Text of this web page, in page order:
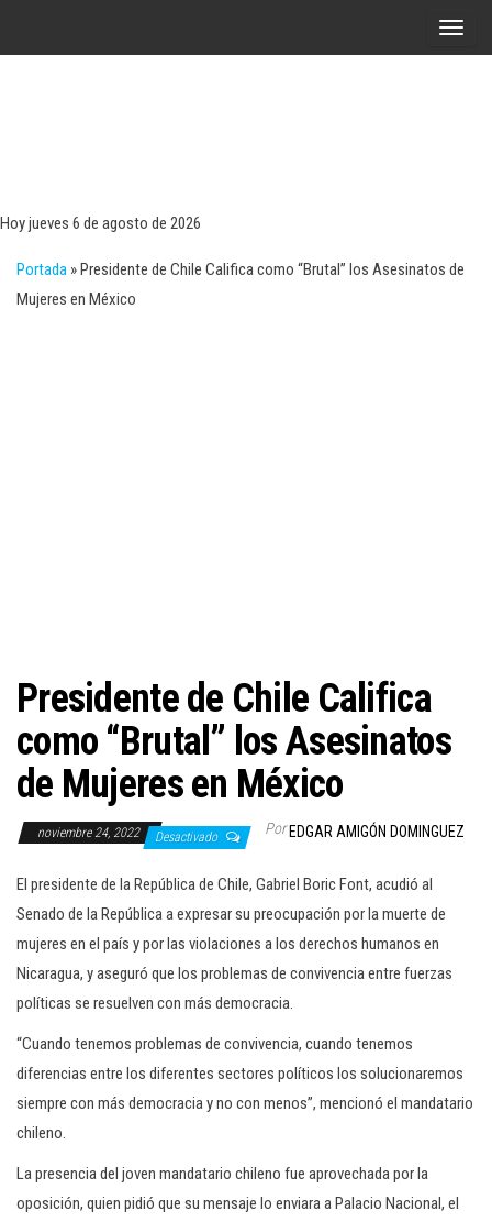
A
l
Hoy jueves 6 de agosto de 2026
Portada »Presidente de Chile Califica como “Brutal” los Asesinatos de
Mujeres en México
Presidente de Chile Califica
como “Brutal” los Asesinatos
de Mujeres en México
noviembre 24, 2022 Desactivado Por EDGAR AMIGÓN DOMINGUEZ
El presidente de la República de Chile, Gabriel Boric Font, acudió al
Senado de la República a expresar su preocupación por la muerte de
mujeres en el país y por las violaciones a los derechos humanos en
Nicaragua, y aseguró que los problemas de convivencia entre fuerzas
políticas se resuelven con más democracia.
“Cuando tenemos problemas de convivencia, cuando tenemos
diferencias entre los diferentes sectores políticos los solucionaremos
siempre con más democracia y no con menos”, mencionó el mandatario
chileno.
La presencia del joven mandatario chileno fue aprovechada por la
oposición, quien pidió que su mensaje lo enviara a Palacio Nacional, el